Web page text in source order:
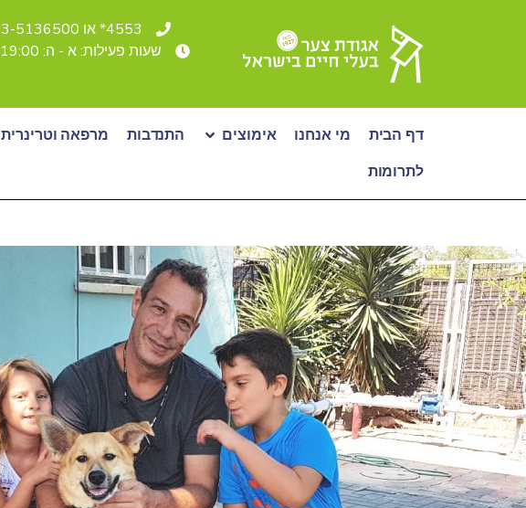
4553* או 03-5136500
שעות פעילות: א - ה: 08:00-19:00, ד: 08:00-16:00 שישי: 08:00-14:00, שבת סגור
דף הבית מי אנחנו אימוצים התנדבות מרפאה וטרינרית
לתרומות